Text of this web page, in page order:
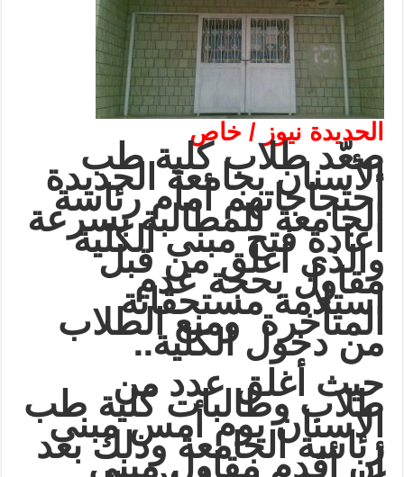
الحديدة نيوز / خاص
صعّد طلاب كلية طب
الأسنان بجامعة الحديدة
أحتجاجاتهم أمام رئاسة
الجامعة للمطالبة بسرعة
اعادة فتح مبنى الكلية
والذي اغلق من قبل
مقاول بحجة عدم
استلامة مستحقاتة
المتأخرة ومنع الطلاب
من دخول الكلية..
حيث أغلق عدد من
طلاب وطالبات كلية طب
الاسنان يوم أمس مبنى
رئاسة الجامعة وذلك بعد
أن أقدم مقاول مبنى